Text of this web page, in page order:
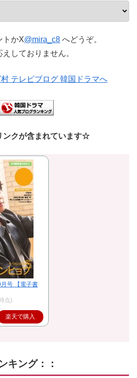
トかX@mira_c8 へどうぞ。
しておりません。
クが含まれています☆
号 【電子書
点)
楽天で購入
キング：：